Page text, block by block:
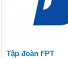
Tập đoàn FPT